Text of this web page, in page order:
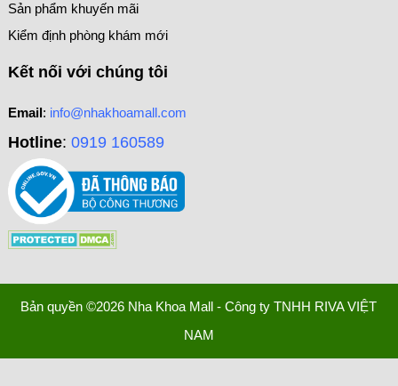
Sản phẩm khuyến mãi
Kiểm định phòng khám mới
Kết nối với chúng tôi
Email: info@nhakhoamall.com
Hotline: 0919 160589
Bản quyền ©2026 Nha Khoa Mall - Công ty TNHH RIVA VIỆT
NAM